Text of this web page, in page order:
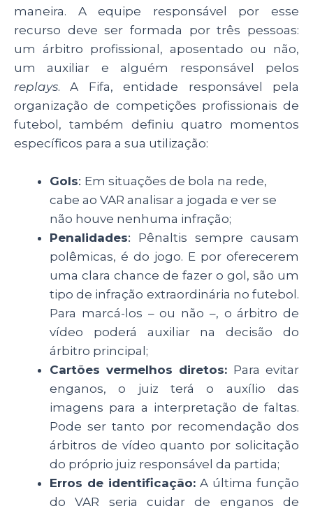
maneira. A equipe responsável por esse
recurso deve ser formada por três pessoas:
um árbitro profissional, aposentado ou não,
um auxiliar e alguém responsável pelos
replays. A Fifa, entidade responsável pela
organização de competições profissionais de
futebol, também definiu quatro momentos
específicos para a sua utilização:
Gols: Em situações de bola na rede,
cabe ao VAR analisar a jogada e ver se
não houve nenhuma infração;
Penalidades: Pênaltis sempre causam
polêmicas, é do jogo. E por oferecerem
uma clara chance de fazer o gol, são um
tipo de infração extraordinária no futebol.
Para marcá-los – ou não –, o árbitro de
vídeo poderá auxiliar na decisão do
árbitro principal;
Cartões vermelhos diretos: Para evitar
enganos, o juiz terá o auxílio das
imagens para a interpretação de faltas.
Pode ser tanto por recomendação dos
árbitros de vídeo quanto por solicitação
do próprio juiz responsável da partida;
Erros de identificação:A última função
do VAR seria cuidar de enganos de